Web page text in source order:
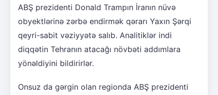
ABŞ prezidenti Donald Trampın İranın nüvə
obyektlərinə zərbə endirmək qərarı Yaxın Şərqi
qeyri-sabit vəziyyətə salıb. Analitiklər indi
diqqətin Tehranın atacağı növbəti addımlara
yönəldiyini bildirirlər.
Onsuz da gərgin olan regionda ABŞ prezidenti